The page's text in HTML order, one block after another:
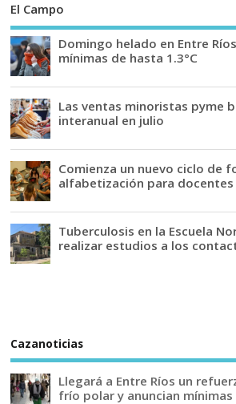
El Campo
Domingo helado en Entre
mínimas de hasta 1.3°C
Las ventas minoristas pyme
interanual en julio
Comienza un nuevo ciclo de
alfabetización para docentes
Tuberculosis en la Escuela
realizar estudios a los
Cazanoticias
Llegará a Entre Ríos un
frío polar y anuncian mínimas